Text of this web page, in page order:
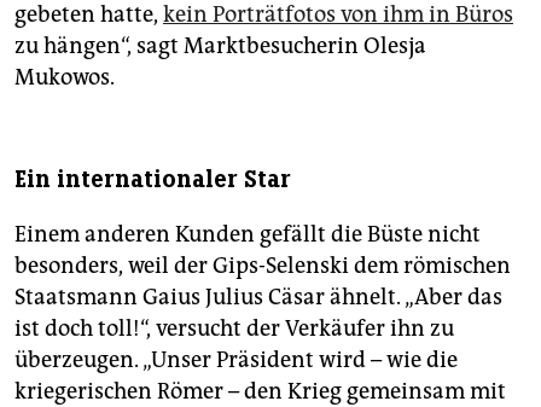
gebeten hatte, kein Porträtfotos von ihm in Büros
zu hängen“, sagt Marktbesucherin Olesja
Mukowos.
Ein internationaler Star
Einem anderen Kunden gefällt die Büste nicht
besonders, weil der Gips-Selenski dem römischen
Staatsmann Gaius Julius Cäsar ähnelt. „Aber das
ist doch toll!“, versucht der Verkäufer ihn zu
überzeugen. „Unser Präsident wird – wie die
kriegerischen Römer – den Krieg gemeinsam mit